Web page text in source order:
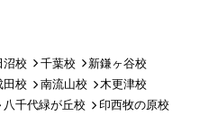
沼校 千葉校
新鎌ヶ谷校
田校 南流山校
木更津校
八千代緑が丘校
印西牧の原校